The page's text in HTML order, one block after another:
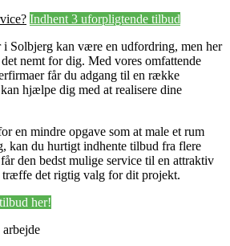
Indhent 3 uforpligtende tilbud
Solbjerg kan være en udfordring, men her
nemt for dig. Med vores omfattende
får du adgang til en række
hjælpe dig med at realisere dine
en mindre opgave som at male et rum
kan du hurtigt indhente tilbud fra flere
den bedst mulige service til en attraktiv
træffe det rigtig valg for dit projekt.
her!